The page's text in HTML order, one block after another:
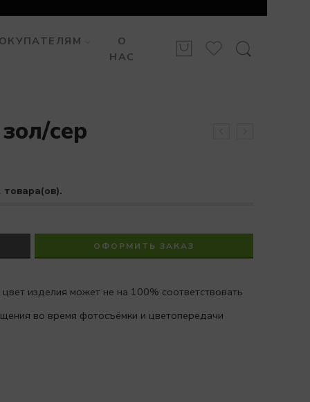
О
НАС
сер
товара(ов).
ОФОРМИТЬ ЗАКАЗ
изделия может не на 100% соответствовать
во время фотосъёмки и цветопередачи